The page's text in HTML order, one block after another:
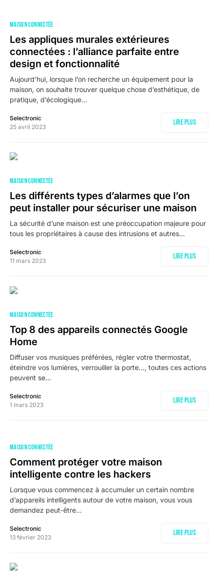
MAISON CONNECTÉE
Les appliques murales extérieures
connectées : l’alliance parfaite entre
design et fonctionnalité
Aujourd’hui, lorsque l’on recherche un équipement pour la
maison, on souhaite trouver quelque chose d’esthétique, de
pratique, d’écologique…
Selectronic
25 avril 2023
Lire plus
MAISON CONNECTÉE
Les différents types d’alarmes que l’on
peut installer pour sécuriser une maison
La sécurité d’une maison est une préoccupation majeure pour
tous les propriétaires à cause des intrusions et autres…
Selectronic
11 mars 2023
Lire plus
MAISON CONNECTÉE
Top 8 des appareils connectés Google
Home
Diffuser vos musiques préférées, régler votre thermostat,
éteindre vos lumières, verrouiller la porte…, toutes ces actions
peuvent se…
Selectronic
1 mars 2023
Lire plus
MAISON CONNECTÉE
Comment protéger votre maison
intelligente contre les hackers
Lorsque vous commencez à accumuler un certain nombre
d’appareils intelligents autour de votre maison, vous vous
demandez peut-être…
Selectronic
13 février 2023
Lire plus